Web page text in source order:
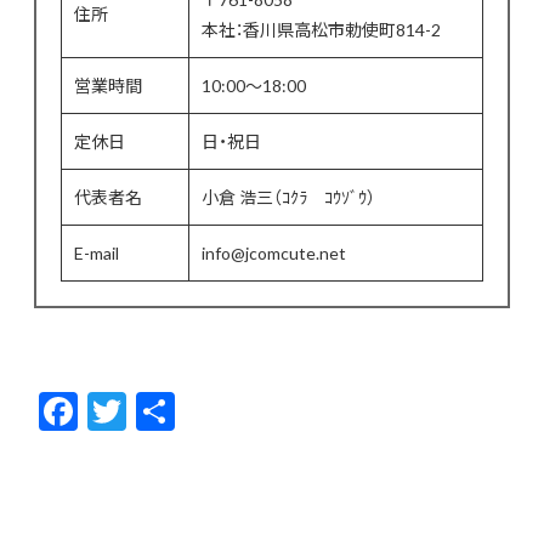
住所
本社：香川県高松市勅使町814-2
営業時間 10:00〜18:00
定休日 日・祝日
代表者名 小倉 浩三（ｺｸﾗ ｺｳｿﾞｳ）
E-mail info@jcomcute.net
F
ac
T
w